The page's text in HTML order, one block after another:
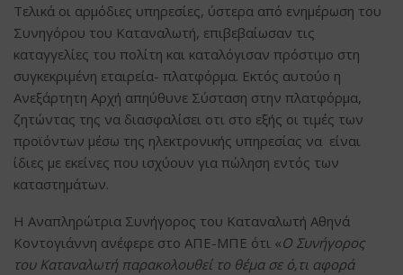
Τελικά οι αρμόδιες υπηρεσίες, ύστερα από ενημέρωση του
Συνηγόρου του Καταναλωτή, επιβεβαίωσαν τις
καταγγελίες του πολίτη και καταλόγισαν πρόστιμο στη
συγκεκριμένη εταιρεία- πλατφόρμα. Εκτός αυτούο η
Ανεξάρτητη Αρχή απηύθυνε Σύσταση στην πλατφόρμα,
ζητώντας της να διασφαλίσει οτι στο εξής οι τιμές των
προϊόντων μέσω της ηλεκτρονικής υπηρεσίας να είναι
ίδιες με εκείνες που ισχύουν για πώληση εντός των
καταστημάτων.
Η Αναπληρώτρια Συνήγορος του Καταναλωτή Αθηνά
Κοντογιάννη ανέφερε στο ΑΠΕ-ΜΠΕ ότι «Ο Συνήγορος
του Καταναλωτή παρακολουθεί το θέμα σε ό,τι αφορά